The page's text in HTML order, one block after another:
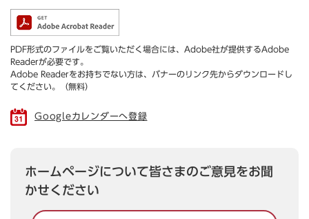
PDF形式のファイルをご覧いただく場合には、Adobe社が提供するAdobe
Readerが必要です。
Adobe Readerをお持ちでない方は、バナーのリンク先からダウンロードし
てください。（無料）
Googleカレンダーへ登録
ホームページについて皆さまのご意見をお聞
かせください